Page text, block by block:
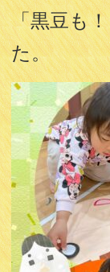
「黒豆も
た。